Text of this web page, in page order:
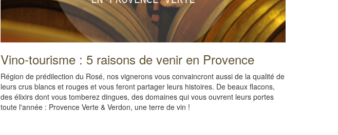
Vino-tourisme : 5 raisons de venir en Provence
Région de prédilection du Rosé, nos vignerons vous convaincront aussi de la qualité de
leurs crus blancs et rouges et vous feront partager leurs histoires. De beaux flacons,
des élixirs dont vous tomberez dingues, des domaines qui vous ouvrent leurs portes
toute l'année : Provence Verte & Verdon, une terre de vin !